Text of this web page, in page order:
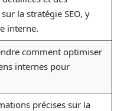
la stratégie SEO, y
interne.
comment optimiser
internes pour
précises sur la